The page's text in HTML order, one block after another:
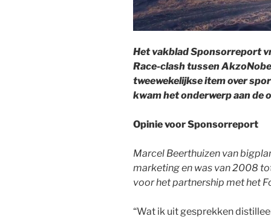
Het vakblad Sponsorreport
Race-clash tussen
tweewekelijkse item over
kwam het onderwerp aan de
Opinie voor Sponsorreport
Marcel Beerthuizen van
marketing en was van 2008
voor het partnership met het
“Wat ik uit gesprekken